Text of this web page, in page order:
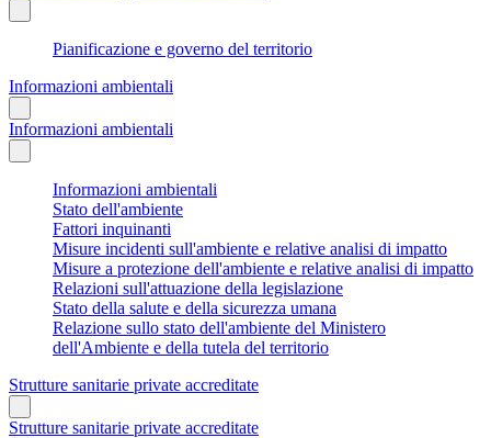
Pianificazione e governo del territorio
Informazioni ambientali
Informazioni ambientali
Informazioni ambientali
Stato dell'ambiente
Fattori inquinanti
Misure incidenti sull'ambiente e relative analisi di impatto
Misure a protezione dell'ambiente e relative analisi di impatto
Relazioni sull'attuazione della legislazione
Stato della salute e della sicurezza umana
Relazione sullo stato dell'ambiente del Ministero
dell'Ambiente e della tutela del territorio
Strutture sanitarie private accreditate
Strutture sanitarie private accreditate